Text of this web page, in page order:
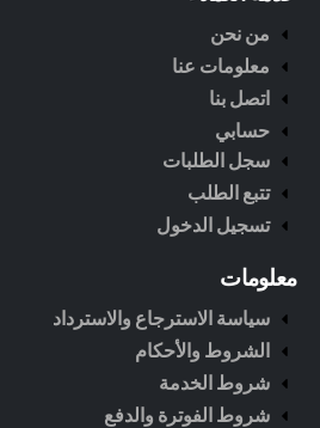
من نحن
معلومات عنا
اتصل بنا
حسابي
سجل الطلبات
تتبع الطلب
تسجيل الدخول
معلومات
سياسة الاسترجاع والاسترداد
الشروط والأحكام
شروط الخدمة
شروط الفوترة والدفع